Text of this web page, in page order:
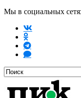
Мы в социальных